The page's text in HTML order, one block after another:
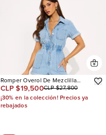
Romper Overol De Mezclilla
Victoria Light Wash
CLP $19,500CLP $27,800
¡30% en la colección! Precios ya
rebajados